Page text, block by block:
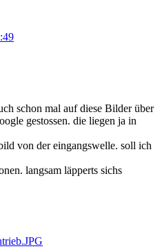
schon mal auf diese Bilder über
gestossen. die liegen ja in
von der eingangswelle. soll ich
langsam läpperts sichs